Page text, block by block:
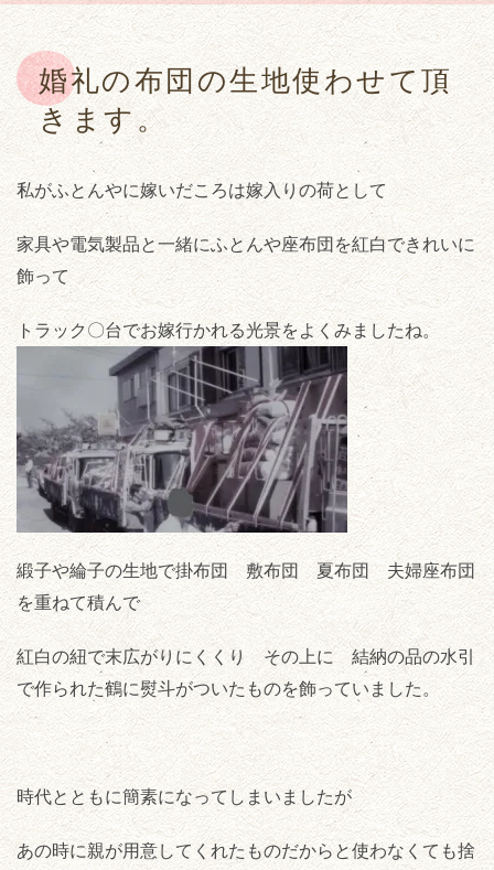
婚礼の布団の生地使わせて頂
きます。
私がふとんやに嫁いだころは嫁入りの荷として
家具や電気製品と一緒にふとんや座布団を紅白できれいに
飾って
トラック〇台でお嫁行かれる光景をよくみましたね。
緞子や綸子の生地で掛布団 敷布団 夏布団 夫婦座布団
を重ねて積んで
紅白の紐で末広がりにくくり その上に 結納の品の水引
で作られた鶴に熨斗がついたものを飾っていました。
時代とともに簡素になってしまいましたが
あの時に親が用意してくれたものだからと使わなくても捨